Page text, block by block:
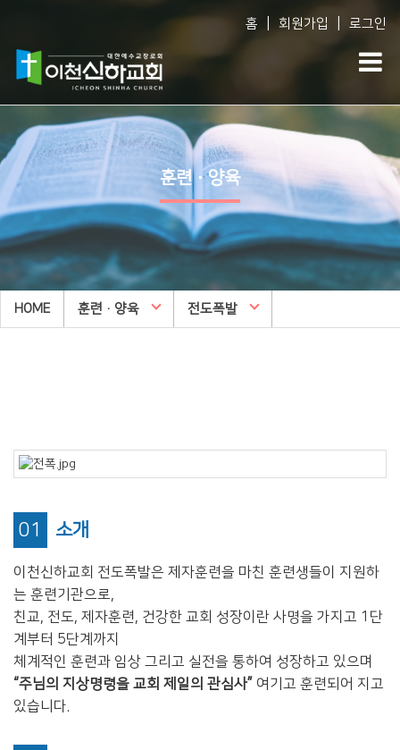
홈 회원가입 로그인
Vision
담임목사 소개
예배 시간
오시는 길
교회시설
예배생방송
담임목사 설교
주일오후예배 설교
수요예배 설교
찬양대
교리특강
다음세대
WEM영어예배
영아부
유아부
유치부
훈련·양육
2025 성경대학
제자예비학교
제자훈련
2025 특별새벽기도회
바나바팀
훈련·양육
HOME 훈련·양육 전도폭발
01 소개
이천신하교회 전도폭발은 제자훈련을 마친 훈련생들이 지원하
는 훈련기관으로,
친교, 전도, 제자훈련, 건강한 교회 성장이란 사명을 가지고 1단
계부터 5단계까지
체계적인 훈련과 임상 그리고 실전을 통하여 성장하고 있으며
“주님의 지상명령을 교회 제일의 관심사” 여기고 훈련되어 지고
있습니다.